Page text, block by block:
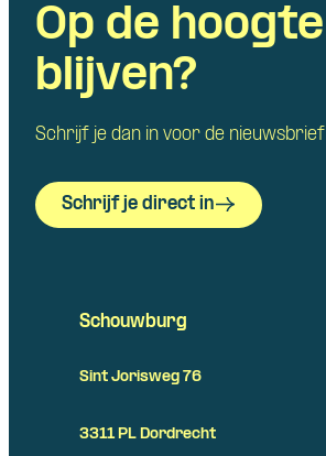
Op de hoogte
blijven?
Schrijf je dan in voor de nieuwsbrief
Schrijf je direct in
Schouwburg
Sint Jorisweg 76
3311 PL Dordrecht